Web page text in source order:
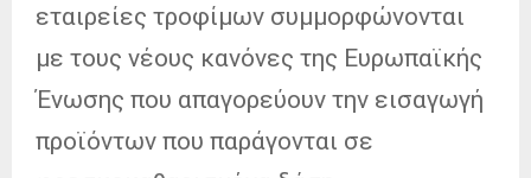
εταιρείες τροφίμων συμμορφώνονται
με τους νέους κανόνες της Ευρωπαϊκής
Ένωσης που απαγορεύουν την εισαγωγή
προϊόντων που παράγονται σε